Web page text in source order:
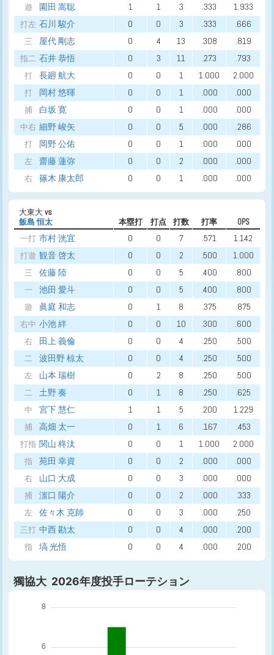
遊 園田 嵩聡 1 1 3 .333 1.933
打左 石川 駿介 0 0 3 .333 .666
三 屋代 剛志 0 4 13 .308 .819
指二 石井 恭悟 0 3 11 .273 .793
打 長廻 航大 0 0 1 1.000 2.000
打 岡村 悠暉 0 0 1 .000 .000
捕 白坂 寛 0 0 1 .000 .000
中右 細野 峻矢 0 0 5 .000 .286
打 岡野 公佑 0 0 1 .000 .000
左 齋藤 蓮弥 0 0 2 .000 .000
右 篠木 康太郎 0 0 1 .000 .000
大東大vs
飯島 恒太
本塁打 打点 打数 打率
OPS
一打 市村 洸宜 0 0 7 .571 1.142
打遊 観音 啓太 0 0 2 .500 1.000
三 佐藤 陸 0 0 5 .400 .800
一 池田 愛斗 0 0 5 .400 .800
遊 眞庭 和志 0 1 8 .375 .875
右中 小池 絆 0 0 10 .300 .600
右 田上 義倫 0 0 4 .250 .500
二 波田野 椋太 0 0 4 .250 .500
左 山本 瑞樹 0 2 8 .250 .500
二 土野 奏 0 1 8 .250 .625
中 宮下 慧仁 1 1 5 .200 1.229
捕 高畑 太一 0 1 6 .167 .453
打指 関山 柊汰 0 0 1 1.000 2.000
指 苑田 幸資 0 0 2 .000 .000
右 山口 大成 0 0 3 .000 .000
捕 濵口 陽介 0 0 2 .000 .333
左 佐々木 克師 0 0 3 .000 .250
三打 中西 勘太 0 0 4 .000 .200
指 塙 光悟 0 0 4 .000 .200
獨協大 2026年度投手ローテション